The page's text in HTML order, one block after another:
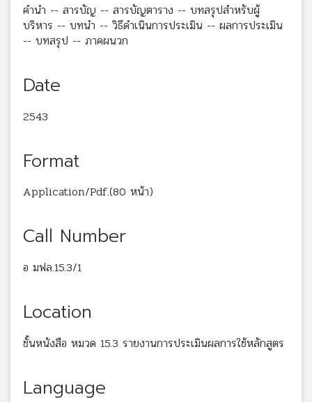
คำนำ -- สารบัญ -- สารบัญตาราง -- บทสรุปสำหรับผู้
บริหาร -- บทนำ -- วิธีดำเนินการประเมิน -- ผลการประเมิน
-- บทสรุป -- ภาคผนวก
Date
2543
Format
Application/Pdf.(80 หน้า)
Call Number
อ มฟล.15.3/1
Location
ชั้นหนังสือ หมวด 15.3 รายงานการประเมินผลการใช้หลักสูตร
Language